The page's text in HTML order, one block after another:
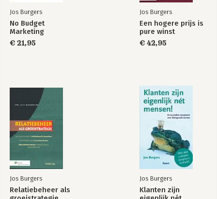
Jos Burgers
No Budget
Marketing
€ 21,95
Jos Burgers
Een hogere prijs is
pure winst
€ 42,95
Jos Burgers
Relatiebeheer als
Jos Burgers
Klanten zijn